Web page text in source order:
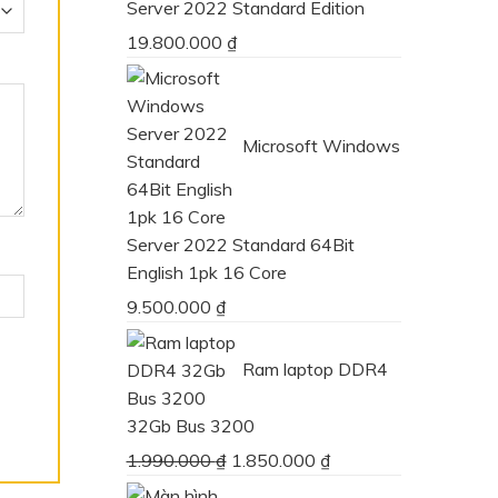
Server 2022 Standard Edition
19.800.000 ₫
Microsoft Windows
Server 2022 Standard 64Bit
English 1pk 16 Core
9.500.000 ₫
Ram laptop DDR4
32Gb Bus 3200
1.990.000₫ Giá
1.850.000 ₫Giá